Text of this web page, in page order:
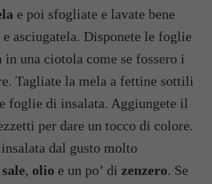
e poi sfogliate e lavate bene
e asciugatela. Disponete le foglie
una ciotola come se fossero i
Tagliate la mela a fettine sottili
foglie di insalata. Aggiungete il
per dare un tocco di colore.
dal gusto molto
sale, olio e un po’ di zenzero. Se